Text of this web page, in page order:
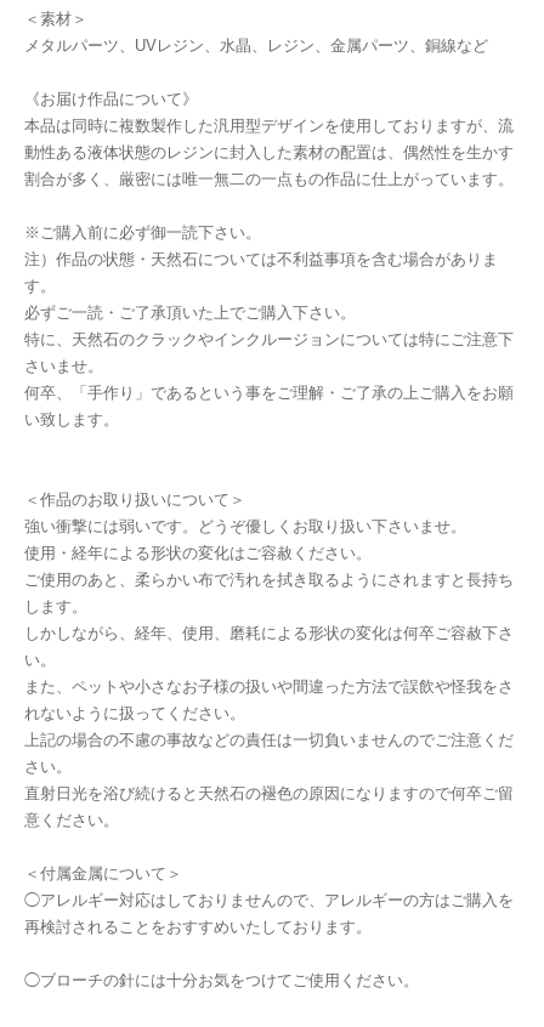
＜素材＞
メタルパーツ、UVレジン、水晶、レジン、金属パーツ、銅線など
《お届け作品について》
本品は同時に複数製作した汎用型デザインを使用しておりますが、流
動性ある液体状態のレジンに封入した素材の配置は、偶然性を生かす
割合が多く、厳密には唯一無二の一点もの作品に仕上がっています。
※ご購入前に必ず御一読下さい。
注）作品の状態・天然石については不利益事項を含む場合がありま
す。
必ずご一読・ご了承頂いた上でご購入下さい。
特に、天然石のクラックやインクルージョンについては特にご注意下
さいませ。
何卒、「手作り」であるという事をご理解・ご了承の上ご購入をお願
い致します。
＜作品のお取り扱いについて＞
強い衝撃には弱いです。どうぞ優しくお取り扱い下さいませ。
使用・経年による形状の変化はご容赦ください。
ご使用のあと、柔らかい布で汚れを拭き取るようにされますと長持ち
します。
しかしながら、経年、使用、磨耗による形状の変化は何卒ご容赦下さ
い。
また、ペットや小さなお子様の扱いや間違った方法で誤飲や怪我をさ
れないように扱ってください。
上記の場合の不慮の事故などの責任は一切負いませんのでご注意くだ
さい。
直射日光を浴び続けると天然石の褪色の原因になりますので何卒ご留
意ください。
＜付属金属について＞
◯アレルギー対応はしておりませんので、アレルギーの方はご購入を
再検討されることをおすすめいたしております。
◯ブローチの針には十分お気をつけてご使用ください。